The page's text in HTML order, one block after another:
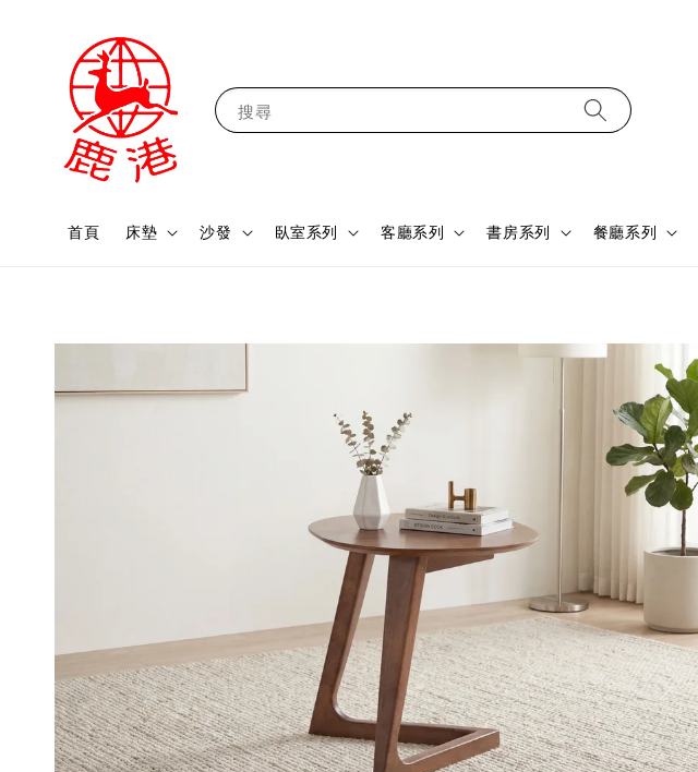
搜尋
首頁 床墊 沙發 臥室系列 客廳系列 書房系列 餐廳系列